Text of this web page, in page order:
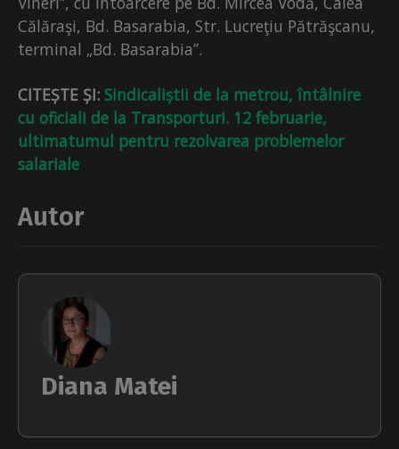
Călăraşi, Bd. Basarabia, Str. Lucreţiu Pătrăşcanu,
terminal „Bd. Basarabia”.
CITEȘTE ȘI: Sindicaliștii de la metrou, întâlnire
cu oficiali de la Transporturi. 12 februarie,
ultimatumul pentru rezolvarea problemelor
salariale
Autor
Diana Matei